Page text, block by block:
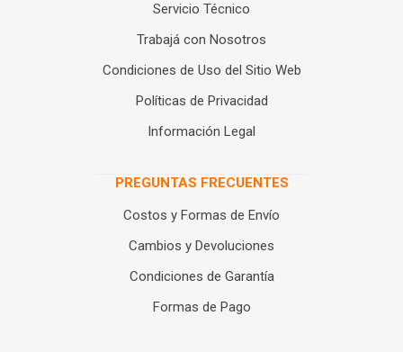
Servicio Técnico
Trabajá con Nosotros
Condiciones de Uso del Sitio Web
Políticas de Privacidad
Información Legal
PREGUNTAS FRECUENTES
Costos y Formas de Envío
Cambios y Devoluciones
Condiciones de Garantía
Formas de Pago